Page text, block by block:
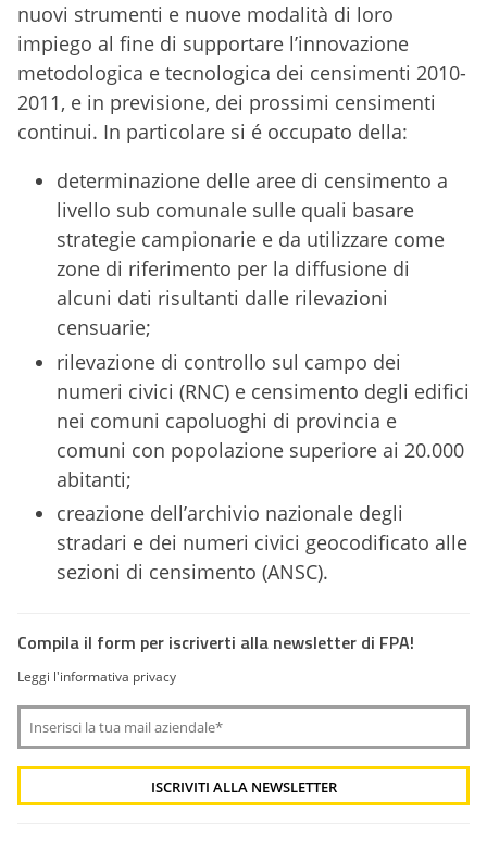
nuovi strumenti e nuove modalità di loro
impiego al fine di supportare l’innovazione
metodologica e tecnologica dei censimenti 2010-
2011, e in previsione, dei prossimi censimenti
continui. In particolare si é occupato della:
determinazione delle aree di censimento a
livello sub comunale sulle quali basare
strategie campionarie e da utilizzare come
zone di riferimento per la diffusione di
alcuni dati risultanti dalle rilevazioni
censuarie;
rilevazione di controllo sul campo dei
numeri civici (RNC) e censimento degli edifici
nei comuni capoluoghi di provincia e
comuni con popolazione superiore ai 20.000
abitanti;
creazione dell’archivio nazionale degli
stradari e dei numeri civici geocodificato alle
sezioni di censimento (ANSC).
Compila il form per iscriverti alla newsletter di FPA!
Leggi l'informativa privacy